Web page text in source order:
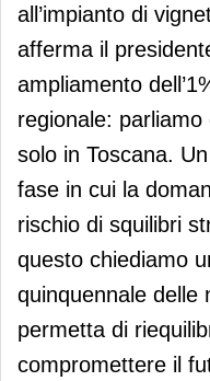
all’impianto di
afferma il
ampliamento
regionale: parliamo
solo in Toscana.
fase in cui la
rischio di squilibri
questo chiediamo
quinquennale delle
permetta di
compromettere il